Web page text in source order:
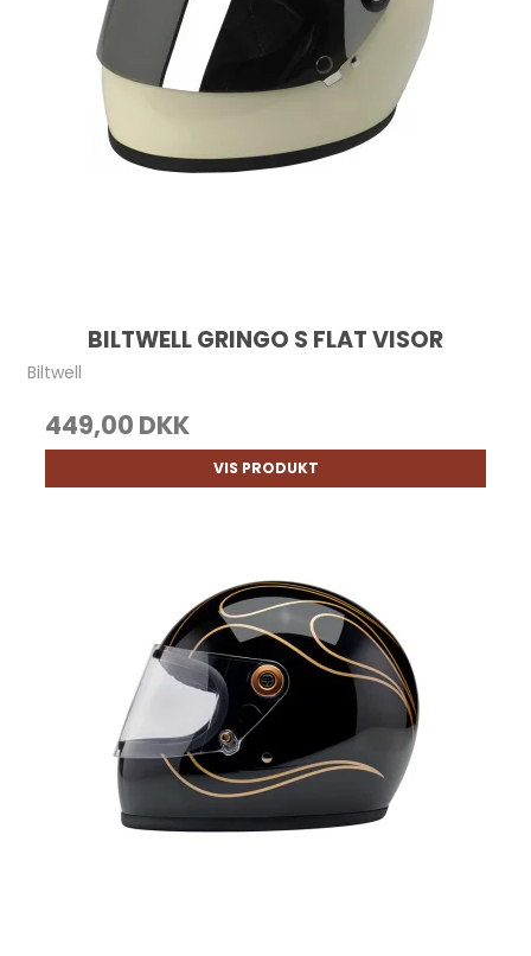
BILTWELL GRINGO S FLAT VISOR
Biltwell
449,00 DKK
VIS PRODUKT